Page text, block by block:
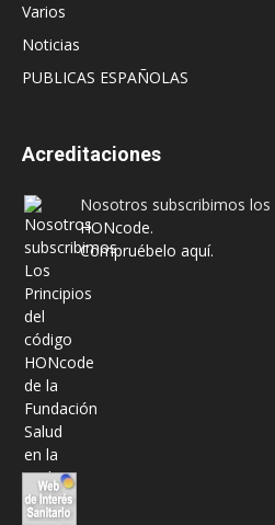
Varios
Noticias
PUBLICAS ESPAÑOLAS
Acreditaciones
Nosotros subscribimos los
HONcode.
Compruébelo aquí.